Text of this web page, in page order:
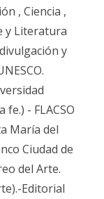
, Ciencia ,
y Literatura
y
- FLACSO
María del
Ciudad de
del Arte.
Editorial